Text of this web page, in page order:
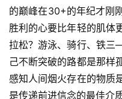
的巅峰在30+的年纪才刚
胜利的心要比年轻的肌体
拉松？游泳、骑行、铁
己不断突破的路都是那样
感知人间烟火存在的物质
是传递前进信念的最佳介质